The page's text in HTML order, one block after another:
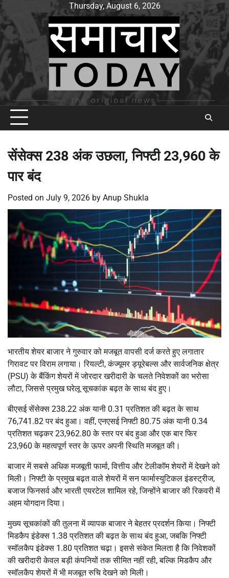
Skip
to
content
Thursday, August 6, 2026
सेंसेक्स 238 अंक उछला, निफ्टी 23,960 के
पार बंद
Posted on July 9, 2026 by Anup Shukla
भारतीय शेयर बाजार ने गुरुवार को मजबूत वापसी दर्ज करते हुए लगातार
गिरावट पर विराम लगाया। रियल्टी, कंज्यूमर ड्यूरेबल्स और सार्वजनिक क्षेत्र
(PSU) के बैंकिंग शेयरों में जोरदार खरीदारी के चलते निवेशकों का भरोसा
लौटा, जिससे प्रमुख घरेलू सूचकांक बढ़त के साथ बंद हुए।
बीएसई सेंसेक्स 238.22 अंक यानी 0.31 प्रतिशत की बढ़त के साथ
76,741.82 पर बंद हुआ। वहीं, एनएसई निफ्टी 80.75 अंक यानी 0.34
प्रतिशत चढ़कर 23,962.80 के स्तर पर बंद हुआ और एक बार फिर
23,960 के महत्वपूर्ण स्तर के ऊपर अपनी स्थिति मजबूत की।
बाजार में सबसे अधिक मजबूती फार्मा, वित्तीय और टेलीकॉम शेयरों में देखने को
मिली। निफ्टी के प्रमुख बढ़त वाले शेयरों में सन फार्मास्युटिकल इंडस्ट्रीज,
बजाज फिनसर्व और भारती एयरटेल शामिल रहे, जिन्होंने बाजार की रिकवरी में
अहम योगदान दिया।
मुख्य सूचकांकों की तुलना में व्यापक बाजार ने बेहतर प्रदर्शन किया। निफ्टी
मिडकैप इंडेक्स 1.38 प्रतिशत की बढ़त के साथ बंद हुआ, जबकि निफ्टी
स्मॉलकैप इंडेक्स 1.80 प्रतिशत चढ़ा। इससे संकेत मिलता है कि निवेशकों
की खरीदारी केवल बड़ी कंपनियों तक सीमित नहीं रही, बल्कि मिडकैप और
स्मॉलकैप शेयरों में भी मजबूत रुचि देखने को मिली।